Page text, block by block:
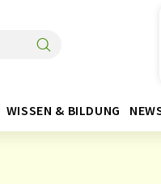
WISSEN & BILDUNG